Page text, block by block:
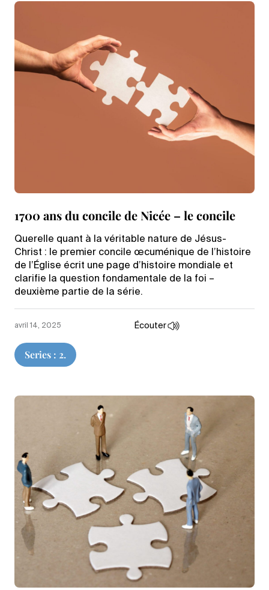
1700 ans du concile de Nicée – le concile
Querelle quant à la véritable nature de Jésus-
Christ : le premier concile œcuménique de l’histoire
de l’Église écrit une page d’histoire mondiale et
clarifie la question fondamentale de la foi –
deuxième partie de la série.
Series : 2.
avril 14, 2025 Écouter